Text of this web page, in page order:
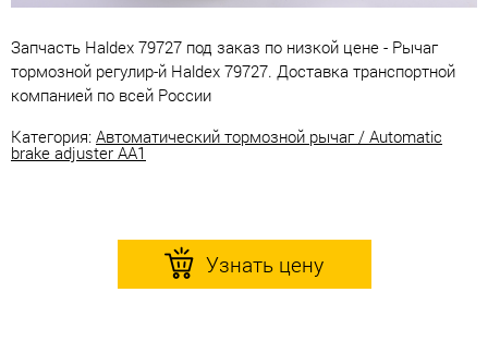
Запчасть Haldex 79727 под заказ по низкой цене - Рычаг
тормозной регулир-й Haldex 79727. Доставка транспортной
компанией по всей России
Категория: Автоматический тормозной рычаг / Automatic
brake adjuster AA1
Узнать цену